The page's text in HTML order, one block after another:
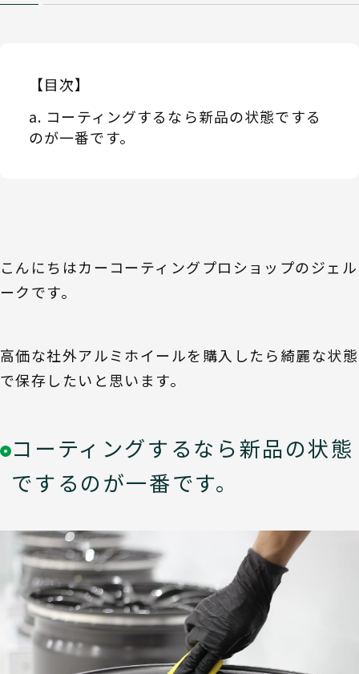
【目次】
コーティングするなら新品の状態でする
のが一番です。
こんにちはカーコーティングプロショップのジェル
ークです。
高価な社外アルミホイールを購入したら綺麗な状態
で保存したいと思います。
コーティングするなら新品の状態
でするのが一番です。